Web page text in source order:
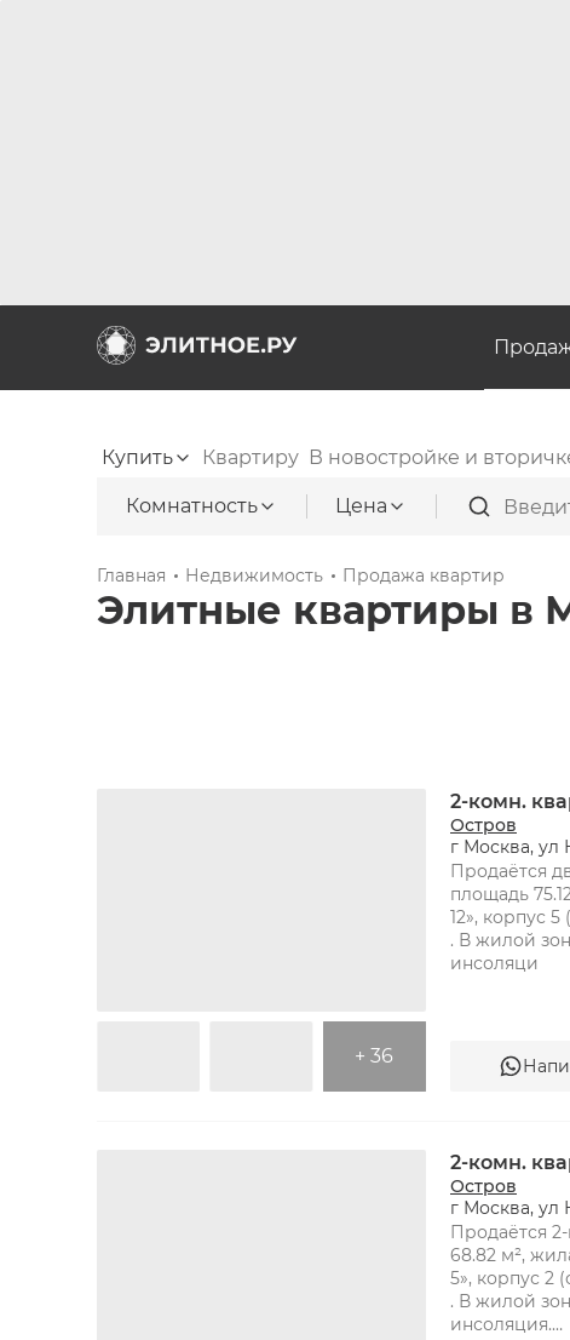
Купить Квартиру В новостройке и
Комнатность Цена
Главная Недвижимость Продажа квартир
Элитные квартиры в
+ 36
2-комн.
Остров
г Москва,
Продаётся
площадь
12», корпус 5
. В жилой
инсоляци
2-комн.
Остров
г Москва,
Продаётся
68.82 м²,
5», корпус 2
. В жилой
инсоляция.